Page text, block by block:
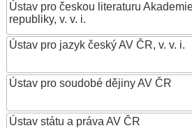
Ústav pro českou literaturu
republiky, v. v. i.
Ústav pro jazyk český AV ČR, v. v. i.
Ústav pro soudobé dějiny AV ČR
Ústav státu a práva AV ČR